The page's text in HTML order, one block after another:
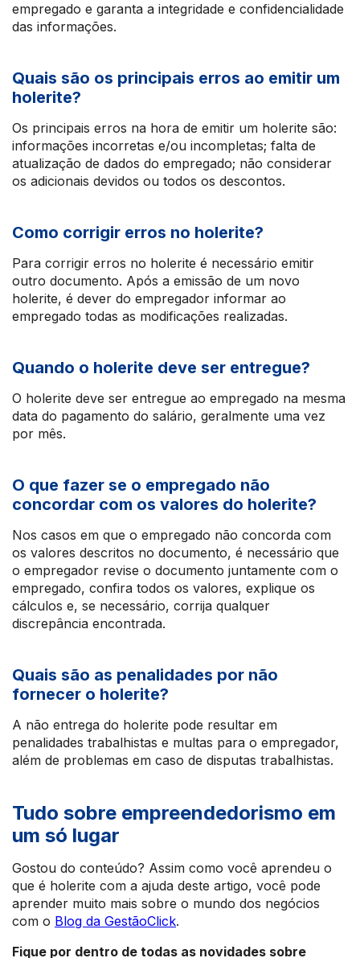
empregado e garanta a integridade e confidencialidade
das informações.
Quais são os principais erros ao emitir um
holerite?
Os principais erros na hora de emitir um holerite são:
informações incorretas e/ou incompletas; falta de
atualização de dados do empregado; não considerar
os adicionais devidos ou todos os descontos.
Como corrigir erros no holerite?
Para corrigir erros no holerite é necessário emitir
outro documento. Após a emissão de um novo
holerite, é dever do empregador informar ao
empregado todas as modificações realizadas.
Quando o holerite deve ser entregue?
O holerite deve ser entregue ao empregado na mesma
data do pagamento do salário, geralmente uma vez
por mês.
O que fazer se o empregado não
concordar com os valores do holerite?
Nos casos em que o empregado não concorda com
os valores descritos no documento, é necessário que
o empregador revise o documento juntamente com o
empregado, confira todos os valores, explique os
cálculos e, se necessário, corrija qualquer
discrepância encontrada.
Quais são as penalidades por não
fornecer o holerite?
A não entrega do holerite pode resultar em
penalidades trabalhistas e multas para o empregador,
além de problemas em caso de disputas trabalhistas.
Tudo sobre empreendedorismo em
um só lugar
Gostou do conteúdo? Assim como você aprendeu o
que é holerite com a ajuda deste artigo, você pode
aprender muito mais sobre o mundo dos negócios
com o Blog da GestãoClick.
Fique por dentro de todas as novidades sobre